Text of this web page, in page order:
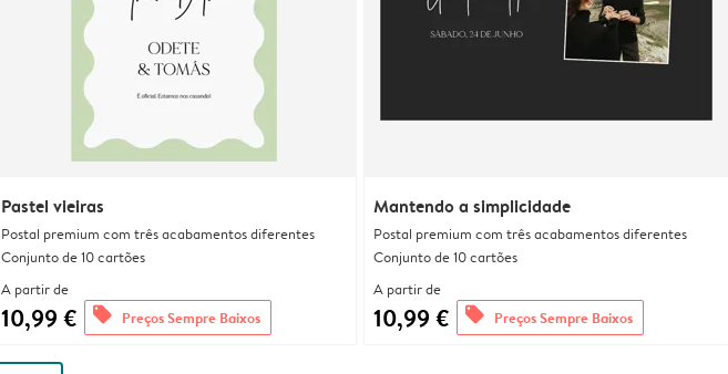
Pastel vieiras
Postal premium com três acabamentos diferentes
Conjunto de 10 cartões
A partir de
10,99 € offers Preços Sempre Baixos
Mantendo a simplicidade
Postal premium com três acabamentos diferentes
Conjunto de 10 cartões
A partir de
10,99 € offers Preços Sempre Baixos